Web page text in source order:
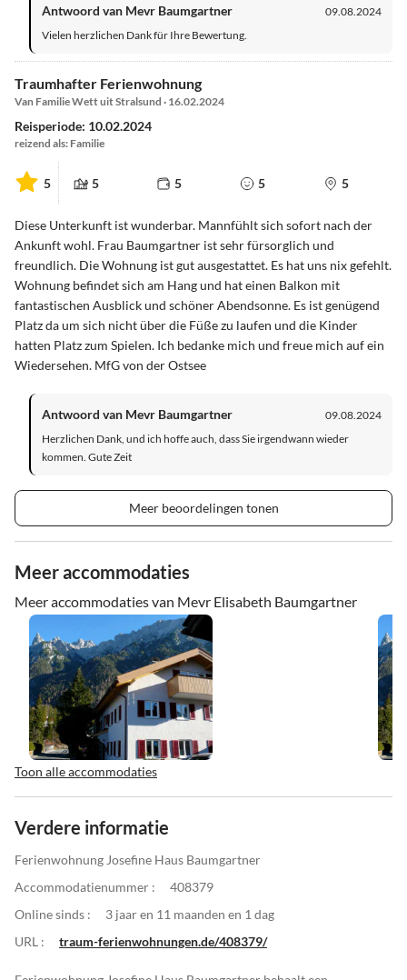
Antwoord van Mevr Baumgartner
09.08.2024
Vielen herzlichen Dank für Ihre Bewertung.
Traumhafter Ferienwohnung
Van Familie Wett uit Stralsund · 16.02.2024
Reisperiode: 10.02.2024
reizend als: Familie
5 5 5 5 5
Diese Unterkunft ist wunderbar. Mannfühlt sich sofort nach der
Ankunft wohl. Frau Baumgartner ist sehr fürsorglich und
freundlich. Die Wohnung ist gut ausgestattet. Es hat uns nix gefehlt.
Wohnung befindet sich am Hang und hat einen Balkon mit
fantastischen Ausblick und schöner Abendsonne. Es ist genügend
Platz da um sich nicht über die Füße zu laufen und die Kinder
hatten Platz zum Spielen. Ich bedanke mich und freue mich auf ein
Wiedersehen. MfG von der Ostsee
Antwoord van Mevr Baumgartner
09.08.2024
Herzlichen Dank, und ich hoffe auch, dass Sie irgendwann wieder
kommen. Gute Zeit
Meer beoordelingen tonen
Meer accommodaties
Meer accommodaties van Mevr Elisabeth Baumgartner
Toon alle accommodaties
Verdere informatie
Ferienwohnung Josefine Haus Baumgartner
Accommodatienummer :
408379
Online sinds :
3 jaar en 11 maanden en 1 dag
URL :
traum-ferienwohnungen.de/408379/